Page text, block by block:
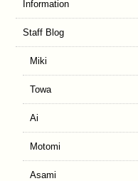
Information
Staff Blog
Miki
Towa
Ai
Motomi
Asami